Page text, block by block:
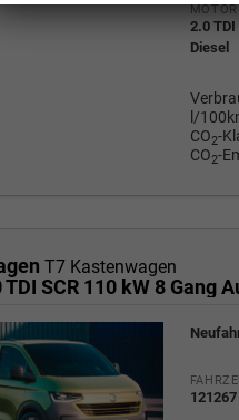
MOTOR
2.0
Diesel
l/
CO2-
CO2-
T7 Kastenwagen
121267